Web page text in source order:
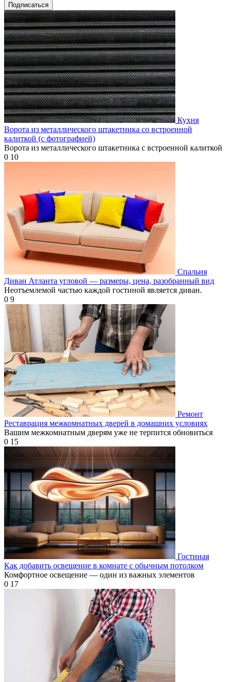
Подписаться
Кухня
Ворота из металлического штакетника со встроенной
калиткой (с фотографией)
Ворота из металлического штакетника с встроенной калиткой
0 10
Спальня
Диван Атланта угловой — размеры, цена, разобранный вид
Неотъемлемой частью каждой гостиной является диван.
0 9
Ремонт
Реставрация межкомнатных дверей в домашних условиях
Вашим межкомнатным дверям уже не терпится обновиться
0 15
Гостиная
Как добавить освещение в комнате с обычным потолком
Комфортное освещение — один из важных элементов
0 17